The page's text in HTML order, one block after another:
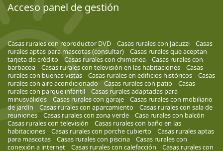
Acceso panel de gestión
Casas rurales con reproductor DVD Casas rurales con Jacuzzi
Casas
rurales aptas para mascotas (consultar)
Casas rurales que aceptan
tarjeta de crédito
Casas rurales con chimenea
Casas rurales con
barbacoa
Casas rurales con televisión en las habitaciones
Casas
rurales con buenas vistas
Casas rurales en edificios históricos
Casas
rurales con aire acondicionado
Casas rurales con patio
Casas
rurales con parque infantil
Casas rurales adaptadas para
minusválidos
Casas rurales con garaje
Casas rurales con mobiliario
de jardín
Casas rurales con aparcamiento
Casas rurales con sala de
reuniones
Casas rurales con zona verde
Casa rurales con balcón
Casas rurales con televisión
Casas rurales con baño en las
habitaciones
Casas rurales con porche cubierto
Casas rurales aptas
para mascotas
Casas rurales con piscina
Casas rurales con
conexión a internet
Casas rurales con calefacción
Casas rurales con